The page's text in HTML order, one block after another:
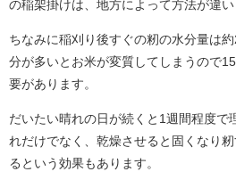
の稲架掛けは、地方によって方法が違い
ちなみに稲刈り後すぐの籾の水分量は
分が多いとお米が変質してしまうので
要があります。
だいたい晴れの日が続くと1週間程度で
れだけでなく、乾燥させると固くなり
るという効果もあります。